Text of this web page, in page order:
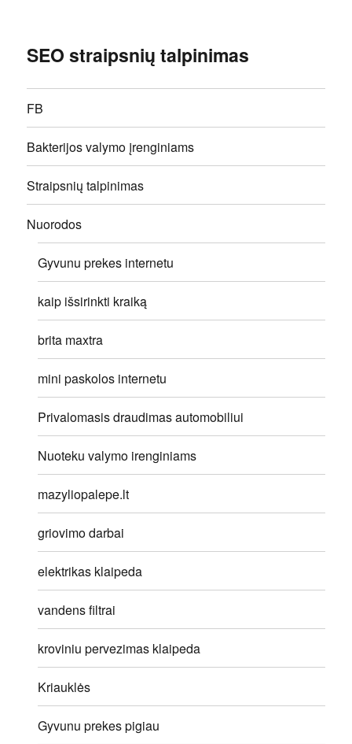
SEO straipsnių talpinimas
FB
Bakterijos valymo įrenginiams
Straipsnių talpinimas
Nuorodos
Gyvunu prekes internetu
kaip išsirinkti kraiką
brita maxtra
mini paskolos internetu
Privalomasis draudimas automobiliui
Nuoteku valymo irenginiams
mazyliopalepe.lt
griovimo darbai
elektrikas klaipeda
vandens filtrai
kroviniu pervezimas klaipeda
Kriauklės
Gyvunu prekes pigiau